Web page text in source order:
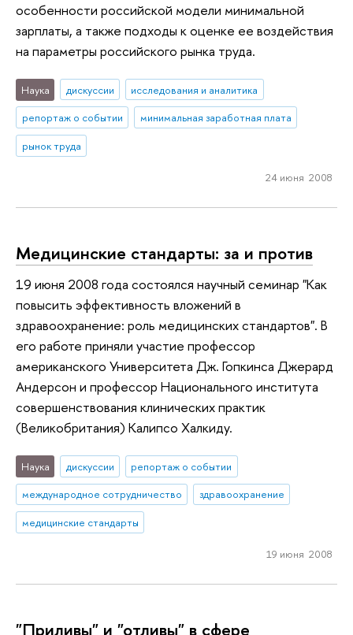
особенности российской модели минимальной
зарплаты, а также подходы к оценке ее воздействия
на параметры российского рынка труда.
Наука дискуссии
исследования и аналитика
репортаж о событии
минимальная заработная плата
рынок труда
24 июня 2008
Медицинские стандарты: за и против
19 июня 2008 года состоялся научный семинар "Как
повысить эффективность вложений в
здравоохранение: роль медицинских стандартов". В
его работе приняли участие профессор
американского Университета Дж. Гопкинса Джерард
Андерсон и профессор Национального института
совершенствования клинических практик
(Великобритания) Калипсо Халкиду.
Наука дискуссии
репортаж о событии
международное сотрудничество
здравоохранение
медицинские стандарты
19 июня 2008
"Приливы" и "отливы" в сфере